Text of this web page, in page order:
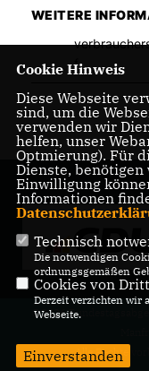
WEITERE
f
@2026
Alle Rechte
Cookie Hinweis
Diese Webseite
sind, um die
verwenden wir
helfen, unser
Optmierung). Für
Dienste,
Einwilligung
Informationen
Technisch
Die notwendigen
ordnungsgemäßen
Cookies von
Derzeit verzichten wir
Webseite.
Einverstanden